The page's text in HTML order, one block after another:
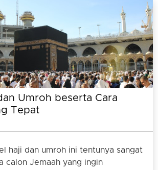
Umroh beserta Cara
Tepat
haji dan umroh ini tentunya sangat
calon Jemaah yang ingin